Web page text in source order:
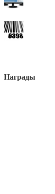
Награды